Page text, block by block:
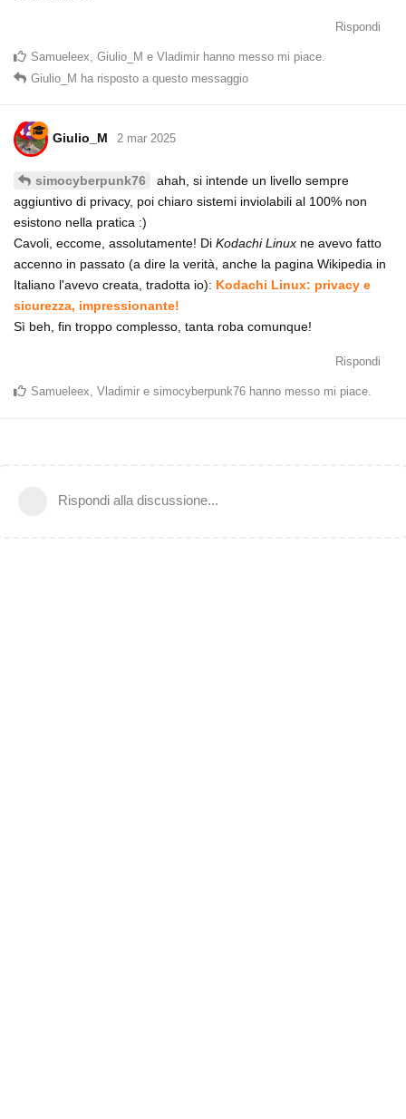
Rispondi
Samueleex Giulio_M e Vladimir hanno messo mi piace
Giulio_M ha risposto a questo messaggio
Giulio_M 2 mar 2025
simocyberpunk76
ahah, si intende un livello sempre
aggiuntivo di privacy, poi chiaro sistemi inviolabili al 100% non
esistono nella pratica :)
Cavoli, eccome, assolutamente! Di Kodachi Linux ne avevo fatto
accenno in passato (a dire la verità, anche la pagina Wikipedia in
Italiano l'avevo creata, tradotta io): Kodachi Linux: privacy e
sicurezza, impressionante!
Sì beh, fin troppo complesso, tanta roba comunque!
Rispondi
Samueleex, Vladimir e simocyberpunk76 hanno messo mi piace.
Rispondi alla discussione...